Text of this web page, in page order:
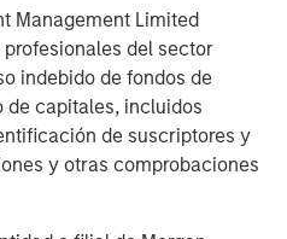
Management Limited
del sector
indebido de fondos de
de capitales, incluidos
de suscriptores y
y otras comprobaciones
The Present
in Valuation
2.0: How History Can
of the Future